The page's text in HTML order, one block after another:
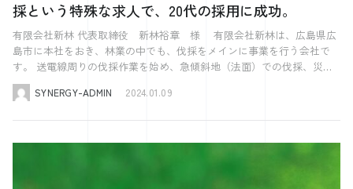
の提出は、ビザ申請の成功に不可欠です。 一般的に必要とされる書類
には、以下のものが含まれます： パスポート：申請者の身分を証明す
るための有効なパスポート 履歴書および職務経歴書：申請者の教育背
景と職歴を示す 雇用契約書：申請者が提案された職務に就くための条
件を示す文書 在留資格認定証明書申請書：日本での就労を目的とした
在留資格を申請するための書類 健康診断書：申請者の健康状態を証明
する書類（必要な場合） 資格やスキルを証明する書類：特定の職種や
ビザカテゴリーに応じた資格やスキルを証明するための書類 これらの
与、雇用期間などの詳細が明記されていなければなりません。 企業側
に関する基本的な知識や法律情報を提供するものもあり、初めて外国人
を採用する企業にとって有益な情報源となります。ただし、無料ツール
は機能に限りがある場合もあるため、企業の規模やニーズに応じて、有
料のプロフェッショナルサービスを検討することも重要です。 無料の
人材管理ソフトやホームページを選ぶ際には、セキュリティの強度、ユ
ーザーインターフェースの使いやすさ、カスタマイズの柔軟性などを考
るかどうかも、選定の重要なポイントとなります。 まとめ この記事で
働契約の締結が重要であり、入社後は雇用保険や健康保険・厚生年金の
成金』 これらの助成金は、企業が外国人労働者を採用し、長期的に雇
用を維持するための重要な支援策となっています。適用条件を理解し、
適切に申請することで、企業はこれらの助成金を最大限に活用すること
ができます。 特定の分野における外国人採用で活用できる補助金・助
成金 特定の業界における外国人採用に特化した補助金や助成金も存在
します。介護、製造業など、各分野に適した支援策を探求し、それらの
金 介護分野では、外国人労働者の採用を支援するための補助金が提供
し、多様な文化的背景を持つ人材を導入することを目的としています。
補助金の活用により、介護施設は外国人労働者の採用に関連する初期コ
す。 今後、日本全体の人口が減り、 さらには若い方も減る中で、採用
の難易度は確実に上がります。 それらに対応するために、 働きがいだ
けでなく、待遇をあげ、働きやすい環境を作っていきたいです。 日本
人だけでなく、外国人の採用など、 多様な採用活動を行っていきたい
と考えています。
ットできます。 さらに、無料で作成したチラシは、ポスティングや
SNSを活用して広範囲に配布することが可能です。これにより、地域に
限定されず、多様な層の求職者にリーチすることができるのです。ま
た、自社のウェブサイトやSNSでのチラシの共有により、ブランディン
グ効果を高めることも期待できます。 求人募集チラシ作成のコツ 魅力
的な求人募集チラシを作成するには、いくつかの重要なコツがありま
プローチ方法までを紹介します。 求人募集チラシの作成におけるコツ
は、まずターゲット層を明確にすることから始まります。ターゲット層
に合わせたデザインやコピーを考えることで、チラシの効果を最大限に
引き出すことができます。例えば、若年層をターゲットにする場合は、
採という特殊な求人で、20代の採用に成功。
有限会社新林 代表取締役 新林裕章 様 有限会社新林は、広島県広
島市に本社をおき、林業の中でも、伐採をメインに事業を行う会社で
す。 送電線周りの伐採作業を始め、急傾斜地（法面）での伐採、災害
時における行政からの緊急対応や個人宅様の対応まで幅広く対応してい
ます。 その他、伐採した木々を、餌として動物園に持って行ったり、
どもお伺いしてきました。 シナジーのサービスを検討される前の採用
ただいており、現状の体制では全て受け切れなくなると感じたためで
SYNERGY-ADMIN 2024.01.09